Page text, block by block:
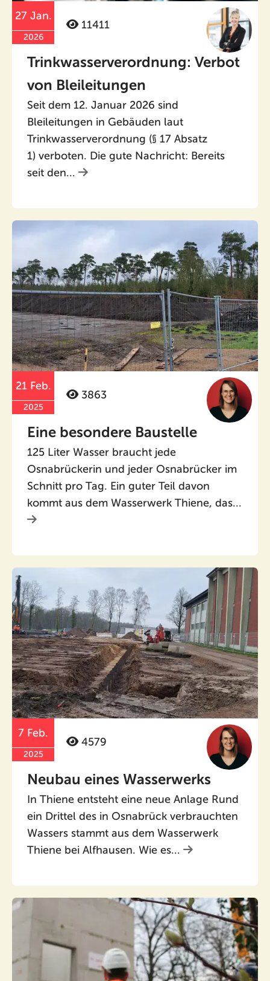
27 Jan.
2026
11411
Trinkwasserverordnung: Verbot
von Bleileitungen
Seit dem 12. Januar 2026 sind
Bleileitungen in Gebäuden laut
Trinkwasserverordnung (§ 17 Absatz
1) verboten. Die gute Nachricht: Bereits
seit den...
21 Feb.
2025
3863
Eine besondere Baustelle
125 Liter Wasser braucht jede
Osnabrückerin und jeder Osnabrücker im
Schnitt pro Tag. Ein guter Teil davon
kommt aus dem Wasserwerk Thiene, das...
7 Feb.
2025
4579
Neubau eines Wasserwerks
In Thiene entsteht eine neue Anlage Rund
ein Drittel des in Osnabrück verbrauchten
Wassers stammt aus dem Wasserwerk
Thiene bei Alfhausen. Wie es...